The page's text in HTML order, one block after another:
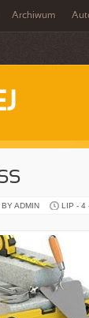
Archiwum
ADMIN LIP - 4